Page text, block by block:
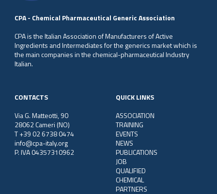
CPA - Chemical Pharmaceutical Generic Association
CPA is the Italian Association of Manufacturers of Active
Ingredients and Intermediates for the generics market which is
the main companies in the chemical-pharmaceutical Industry
Italian.
CONTACTS
Via G. Matteotti, 90
28062 Cameri (NO)
T +39 02 6738 0474
info@cpa-italy.org
P. IVA 04357310962
QUICK LINKS
ASSOCIATION
TRAINING
EVENTS
NEWS
PUBLICATIONS
JOB
QUALIFIED
CHEMICAL
PARTNERS